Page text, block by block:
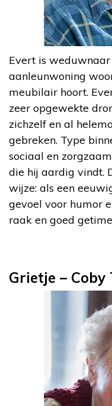
Evert is
aanleunwoning
meubilair hoort.
zeer opgewekte
zichzelf en al
gebreken. Type
sociaal en
die hij aardig vindt.
wijze: als een
gevoel voor humor
raak en goed
Grietje – Coby